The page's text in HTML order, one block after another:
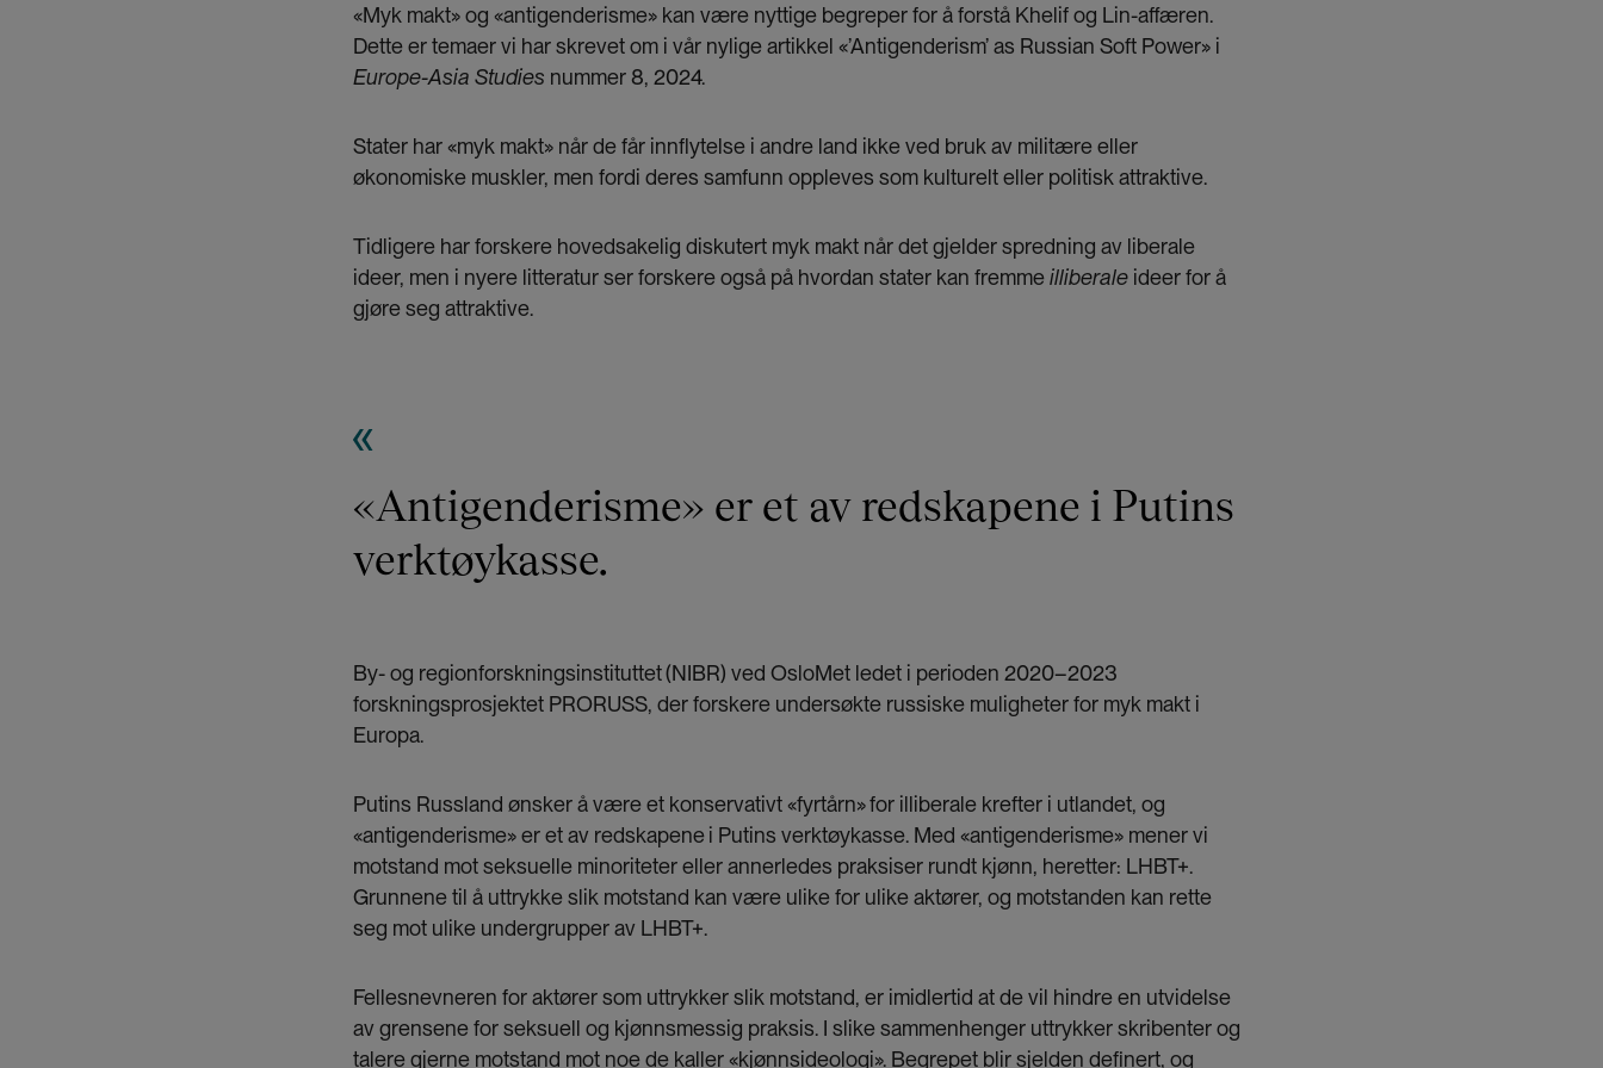
«Myk makt» og «antigenderisme» kan være nyttige begreper for å forstå Khelif og Lin-affæren.
Dette er temaer vi har skrevet om i vår nylige artikkel «’Antigenderism’ as Russian Soft Power» i
Europe-Asia Studies nummer 8, 2024.
Stater har «myk makt» når de får innflytelse i andre land ikke ved bruk av militære eller
økonomiske muskler, men fordi deres samfunn oppleves som kulturelt eller politisk attraktive.
Tidligere har forskere hovedsakelig diskutert myk makt når det gjelder spredning av liberale
ideer, men i nyere litteratur ser forskere også på hvordan stater kan fremmeilliberale ideer for å
gjøre seg attraktive.
«Antigenderisme» er et av redskapene i Putins
verktøykasse.
By- og regionforskningsinstituttet(NIBR) ved OsloMet ledet i perioden 2020–2023
forskningsprosjektet PRORUSS, der forskere undersøkte russiske muligheter for myk makt i
Europa.
Putins Russland ønsker å være et konservativt «fyrtårn»for illiberale krefter i utlandet, og
«antigenderisme» er et av redskapenei Putins verktøykasse. Med «antigenderisme» mener vi
motstand mot seksuelle minoriteter eller annerledes praksiser rundt kjønn, heretter: LHBT+.
Grunnene til å uttrykke slik motstand kan være ulike for ulike aktører, og motstanden kan rette
seg mot ulike undergrupper av LHBT+.
Fellesnevneren for aktører som uttrykker slik motstand, er imidlertid at de vil hindre en utvidelse
av grensene for seksuell og kjønnsmessig praksis. I slike sammenhenger uttrykker skribenter og
talere gjerne motstand mot noe de kaller «kjønnsideologi». Begrepet blir sjelden definert, og